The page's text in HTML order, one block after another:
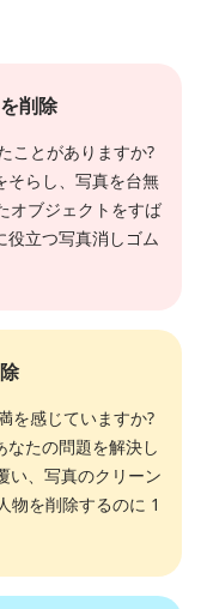
削除
ことがありますか?
そらし、写真を台無
オブジェクトをすば
役立つ写真消しゴム
を感じていますか?
なたの問題を解決し
い、写真のクリーン
物を削除するのに 1